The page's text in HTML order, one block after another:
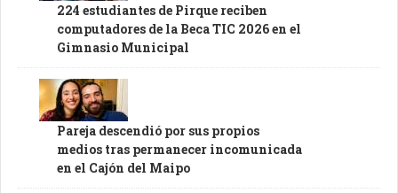
224 estudiantes de Pirque reciben
computadores de la Beca TIC 2026 en el
Gimnasio Municipal
Pareja descendió por sus propios
medios tras permanecer incomunicada
en el Cajón del Maipo